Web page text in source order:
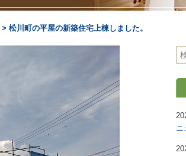
> 松川町の平屋の新築住宅上棟しました。
ニ